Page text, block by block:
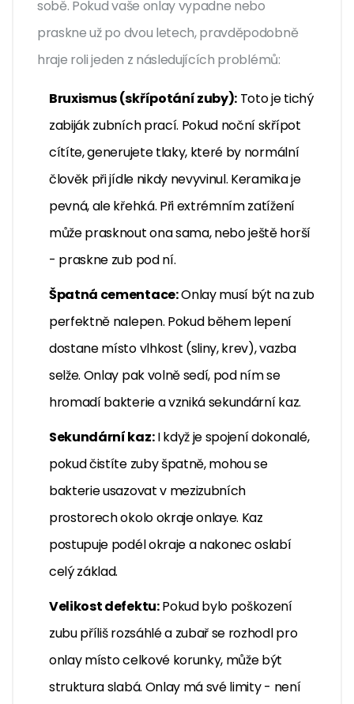
sobě. Pokud vaše onlay vypadne nebo
praskne už po dvou letech, pravděpodobně
hraje roli jeden z následujících problémů:
Bruxismus (skřípotání zuby): Toto je tichý
zabiják zubních prací. Pokud noční skřípot
cítíte, generujete tlaky, které by normální
člověk při jídle nikdy nevyvinul. Keramika je
pevná, ale křehká. Při extrémním zatížení
může prasknout ona sama, nebo ještě horší
- praskne zub pod ní.
Špatná cementace:Onlay musí být na zub
perfektně nalepen. Pokud během lepení
dostane místo vlhkost (sliny, krev), vazba
selže. Onlay pak volně sedí, pod ním se
hromadí bakterie a vzniká sekundární kaz.
Sekundární kaz:I když je spojení dokonalé,
pokud čistíte zuby špatně, mohou se
bakterie usazovat v mezizubních
prostorech okolo okraje onlaye. Kaz
postupuje podél okraje a nakonec oslabí
celý základ.
Velikost defektu:Pokud bylo poškození
zubu příliš rozsáhlé a zubař se rozhodl pro
onlay místo celkové korunky, může být
struktura slabá. Onlay má své limity - není